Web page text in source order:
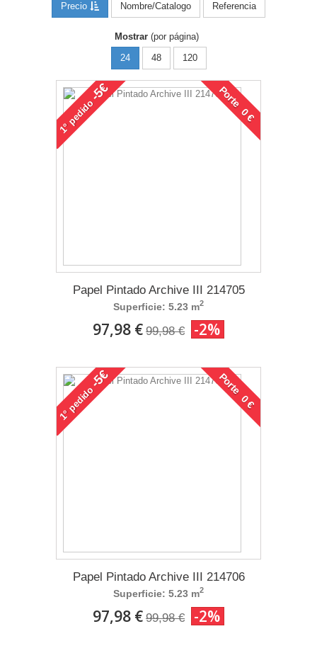
Precio
Nombre/Catalogo Referencia
Mostrar (por página)
24
48 120
1°
pedido
-5€ Porte 0 €
Papel Pintado Archive III 214705
Superficie: 5.23 m2
97,98 € 99,98 € -2%
1°
pedido
-5€ Porte 0 €
Papel Pintado Archive III 214706
Superficie: 5.23 m2
97,98 € 99,98 € -2%